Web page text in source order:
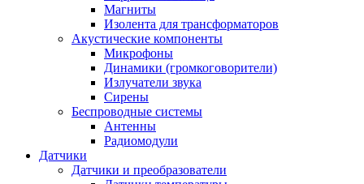
Магниты
Изолента для трансформаторов
Акустические компоненты
Микрофоны
Динамики (громкоговорители)
Излучатели звука
Сирены
Беспроводные системы
Антенны
Радиомодули
Датчики
Датчики и преобразователи